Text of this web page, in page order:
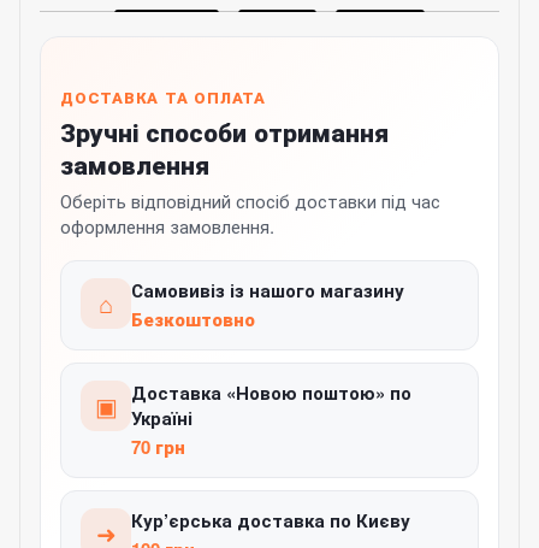
ДОСТАВКА ТА ОПЛАТА
Зручні способи отримання
замовлення
Оберіть відповідний спосіб доставки під час
оформлення замовлення.
⌂
Самовивіз із нашого магазину
Безкоштовно
▣
Доставка «Новою поштою» по
Україні
70 грн
➜
Кур’єрська доставка по Києву